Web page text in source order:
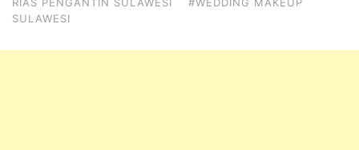
RIAS PENGANTIN SULAWESI
#WEDDING MAKEUP
SULAWESI